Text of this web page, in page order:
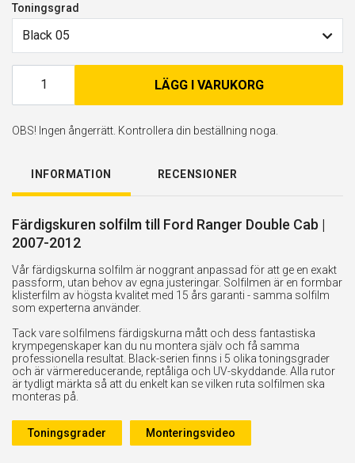
Toningsgrad
Black 05
LÄGG I VARUKORG
OBS! Ingen ångerrätt. Kontrollera din beställning noga.
INFORMATION RECENSIONER
Färdigskuren solfilm till Ford Ranger Double Cab |
2007-2012
Vår färdigskurna solfilm är noggrant anpassad för att ge en exakt
passform, utan behov av egna justeringar. Solfilmen är en formbar
klisterfilm av högsta kvalitet med 15 års garanti - samma solfilm
som experterna använder.
Tack vare solfilmens färdigskurna mått och dess fantastiska
krympegenskaper kan du nu montera själv och få samma
professionella resultat. Black-serien finns i 5 olika toningsgrader
och är värmereducerande, reptåliga och UV-skyddande. Alla rutor
är tydligt märkta så att du enkelt kan se vilken ruta solfilmen ska
monteras på.
Toningsgrader Monteringsvideo